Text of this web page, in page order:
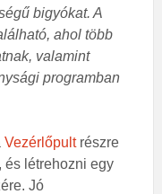
bigyókat. A
ahol több
valamint
programban
Vezérlőpultrészre
és létrehozni egy
Jó